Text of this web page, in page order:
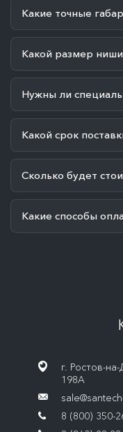
Какие точные
Какой размер
Нужны ли
Какой срок
Сколько будет
Какие способы
г. Ростов-
198А
8 (800) 350-